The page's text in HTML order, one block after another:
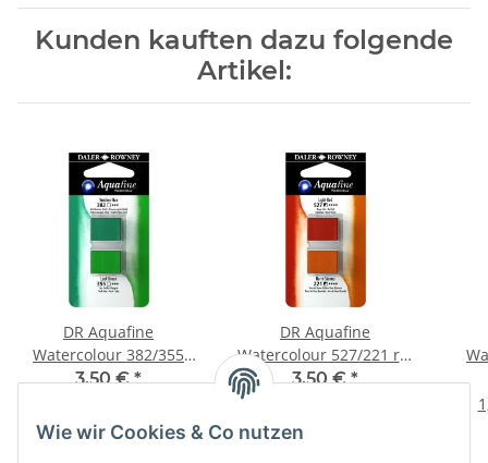
Wie wir Cookies & Co nutzen
Kunden kauften dazu folgende
Artikel:
DR Aquafine
Watercolour 382/355
Chromdioxidgrün/Blattgrün
3,50 €*
DR Aquafine
Watercolour 527/221 rot
hell/Sienna gebrannt
3,50 €*